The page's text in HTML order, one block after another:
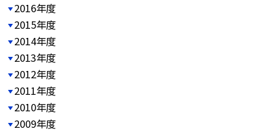
2016年度
2015年度
2014年度
2013年度
2012年度
2011年度
2010年度
2009年度